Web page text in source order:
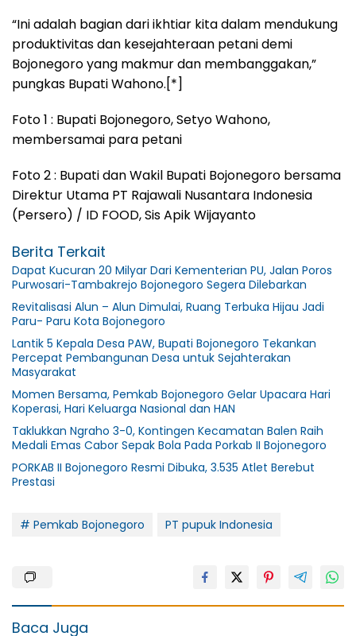
“Ini adalah bagian dari ikhtiar kita dalam mendukung
produktivitas dan kesejahteraan petani demi
Bojonegoro yang makmur dan membanggakan,”
pungkas Bupati Wahono.[*]
Foto 1 : Bupati Bojonegoro, Setyo Wahono,
membersamai para petani
Foto 2 : Bupati dan Wakil Bupati Bojonegoro bersama
Direktur Utama PT Rajawali Nusantara Indonesia
(Persero) / ID FOOD, Sis Apik Wijayanto
Berita Terkait
Dapat Kucuran 20 Milyar Dari Kementerian PU, Jalan Poros
Purwosari-Tambakrejo Bojonegoro Segera Dilebarkan
Revitalisasi Alun – Alun Dimulai, Ruang Terbuka Hijau Jadi
Paru- Paru Kota Bojonegoro
Lantik 5 Kepala Desa PAW, Bupati Bojonegoro Tekankan
Percepat Pembangunan Desa untuk Sejahterakan
Masyarakat
Momen Bersama, Pemkab Bojonegoro Gelar Upacara Hari
Koperasi, Hari Keluarga Nasional dan HAN
Taklukkan Ngraho 3-0, Kontingen Kecamatan Balen Raih
Medali Emas Cabor Sepak Bola Pada Porkab II Bojonegoro
PORKAB II Bojonegoro Resmi Dibuka, 3.535 Atlet Berebut
Prestasi
# Pemkab Bojonegoro PT pupuk Indonesia
Baca Juga